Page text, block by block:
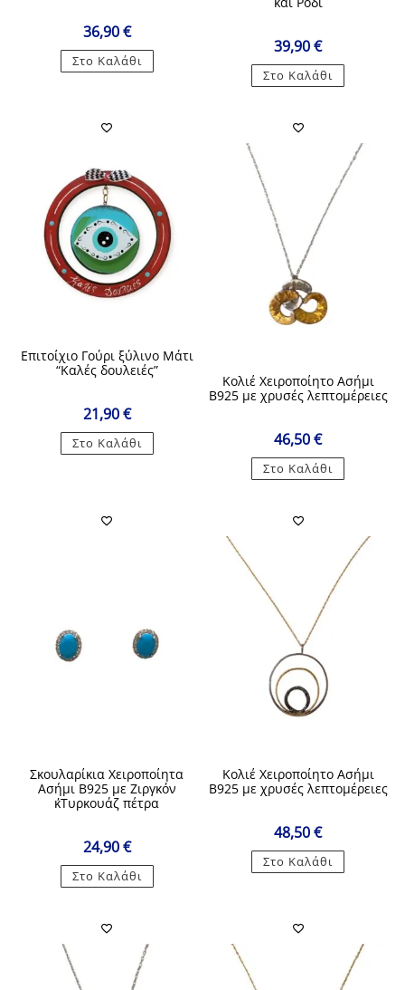
36,90€
Στο Καλάθι
39,90€
Στο Καλάθι
Επιτοίχιο Γούρι ξύλινο Μάτι
“Καλές δουλειές”
21,90€
Στο Καλάθι
Κολιέ Χειροποίητο Ασήμι
Β925 με χρυσές λεπτομέρειες
46,50€
Στο Καλάθι
Σκουλαρίκια Χειροποίητα
Ασήμι Β925 με Ζιργκόν
κ΄Τυρκουάζ πέτρα
24,90€
Στο Καλάθι
Κολιέ Χειροποίητο Ασήμι
Β925 με χρυσές λεπτομέρειες
48,50€
Στο Καλάθι